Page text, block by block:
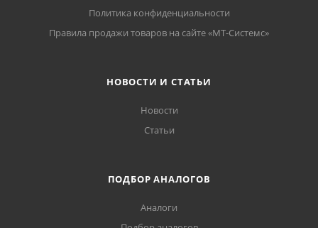
Политика конфиденциальности
Правила продажи товаров на сайте «МТ-Системс»
НОВОСТИ И СТАТЬИ
Новости
Статьи
ПОДБОР АНАЛОГОВ
Аналоги